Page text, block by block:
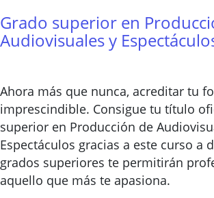
Grado superior en
Audiovisuales y
Ahora más que nunca, acreditar tu
imprescindible. Consigue tu título
superior en Producción de
Espectáculos gracias a este curso a
grados superiores te permitirán
aquello que más te apasiona.